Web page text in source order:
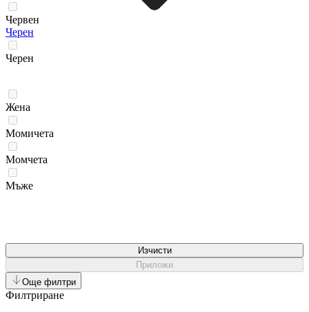
Червен
Черен
Черен
Жена
Момичета
Момчета
Мъже
Изчисти
Приложи
Още филтри
Филтриране